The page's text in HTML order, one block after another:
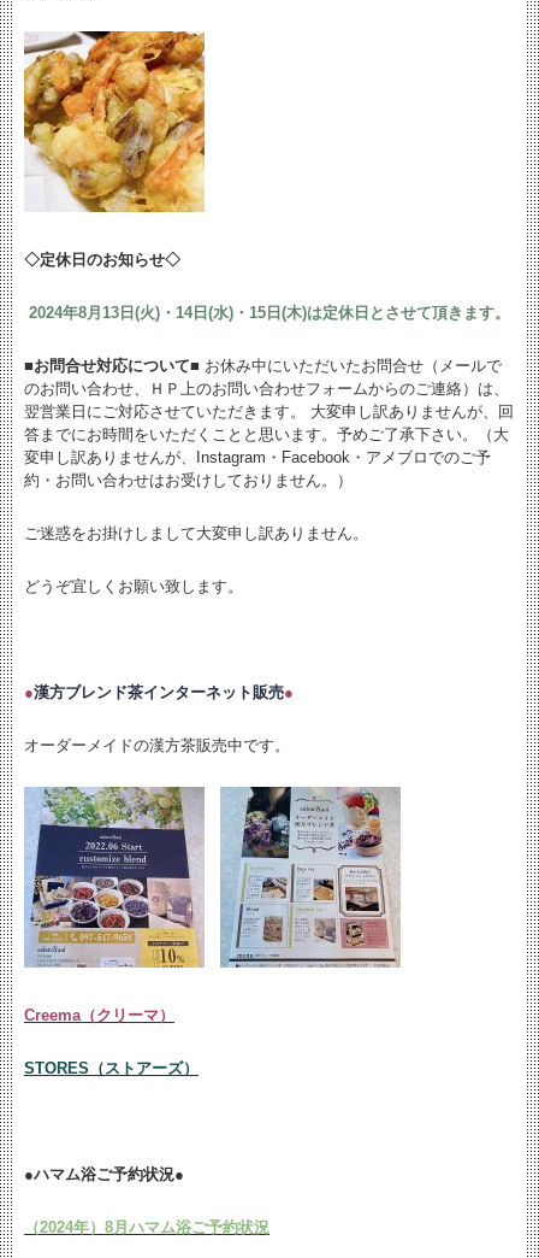
◇定休日のお知らせ◇
2024年8月13日(火)・14日(水)・15日(木)は定休日とさせて頂きます。
■お問合せ対応について■ お休み中にいただいたお問合せ（メールで
のお問い合わせ、ＨＰ上のお問い合わせフォームからのご連絡）は、
翌営業日にご対応させていただきます。 大変申し訳ありませんが、回
答までにお時間をいただくことと思います。予めご了承下さい。（大
変申し訳ありませんが、Instagram・Facebook・アメブロでのご予
約・お問い合わせはお受けしておりません。）
ご迷惑をお掛けしまして大変申し訳ありません。
どうぞ宜しくお願い致します。
●漢方ブレンド茶インターネット販売●
オーダーメイドの漢方茶販売中です。
Creema（クリーマ）
STORES（ストアーズ）
●ハマム浴ご予約状況●
（2024年）8月ハマム浴ご予約状況